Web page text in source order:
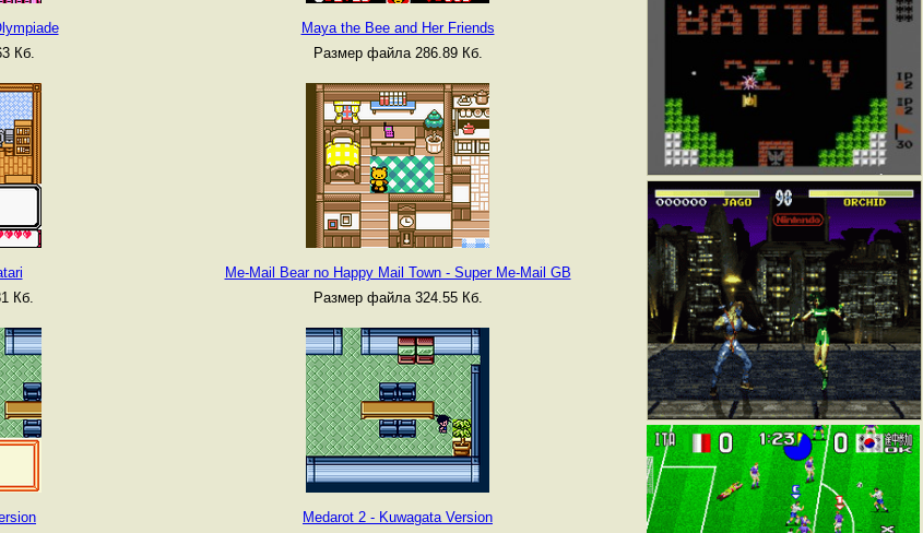
Кб.
Maya the Bee and Her Friends
Размер файла 286.89 Кб.
Кб.
Me-Mail Bear no Happy Mail Town - Super Me-Mail GB
Размер файла 324.55 Кб.
Medarot 2 - Kuwagata Version